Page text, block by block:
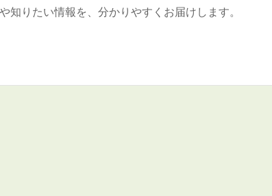
知りたい情報を、分かりやすくお届けします。